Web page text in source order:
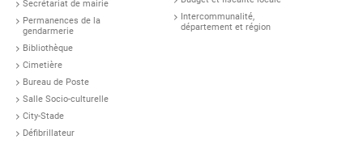
Secrétariat de mairie
Permanences de la
gendarmerie
Bibliothèque
Cimetière
Bureau de Poste
Salle Socio-culturelle
City-Stade
Défibrillateur
Intercommunalité,
département et région